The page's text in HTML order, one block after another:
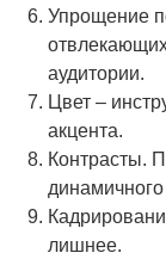
Упрощение
аудитории.
Цвет –
акцента.
Контрасты.
лишнее.